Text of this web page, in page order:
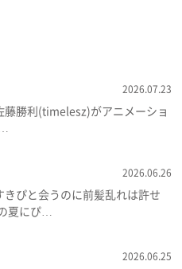
2026.07.23
藤勝利(timelesz)がアニメーショ
2026.06.26
きぴと会うのに前髪乱れは許せ
夏にぴ…
2026.06.25